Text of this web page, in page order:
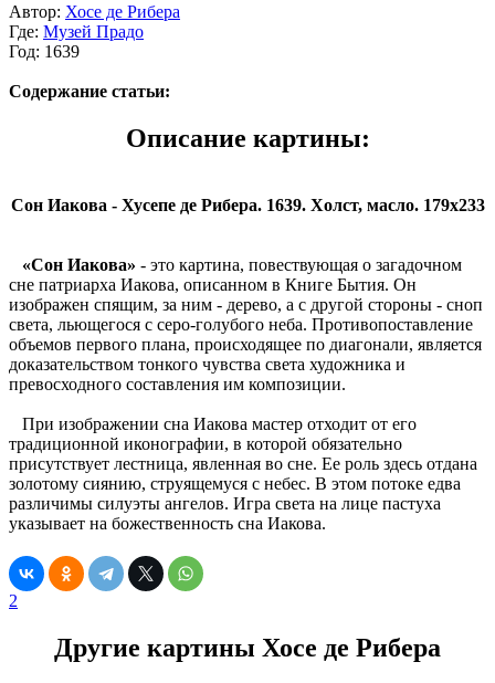
Автор: Хосе де Рибера
Где: Музей Прадо
Год: 1639
Содержание статьи:
Описание картины:
Сон Иакова - Хусепе де Рибера. 1639. Холст, масло. 179x233
«Сон Иакова» - это картина, повествующая о загадочном
сне патриарха Иакова, описанном в Книге Бытия. Он
изображен спящим, за ним - дерево, а с другой стороны - сноп
света, льющегося с серо-голубого неба. Противопоставление
объемов первого плана, происходящее по диагонали, является
доказательством тонкого чувства света художника и
превосходного составления им композиции.
При изображении сна Иакова мастер отходит от его
традиционной иконографии, в которой обязательно
присутствует лестница, явленная во сне. Ее роль здесь отдана
золотому сиянию, струящемуся с небес. В этом потоке едва
различимы силуэты ангелов. Игра света на лице пастуха
указывает на божественность сна Иакова.
2
Другие картины Хосе де Рибера